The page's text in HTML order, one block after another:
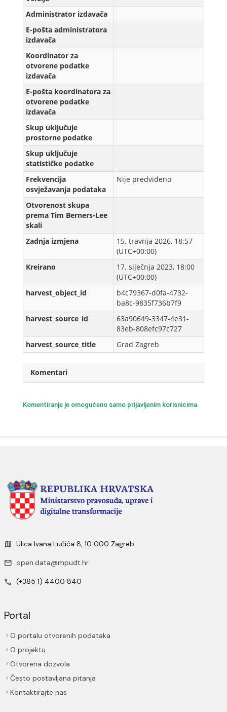
Administrator izdavača
E-pošta administratora
izdavača
Koordinator za
otvorene podatke
izdavača
E-pošta koordinatora za
otvorene podatke
izdavača
Skup uključuje
prostorne podatke
Skup uključuje
statističke podatke
Frekvencija
osvježavanja podataka
Nije predviđeno
Otvorenost skupa
prema Tim Berners-Lee
skali
Zadnja izmjena
15. travnja 2026, 18:57
(UTC+00:00)
Kreirаno
17. siječnja 2023, 18:00
(UTC+00:00)
harvest_object_id
b4c79367-d0fa-4732-
ba8c-9835f736b7f9
harvest_source_id
63a90649-3347-4e31-
83eb-808efc97c727
harvest_source_title
Grad Zagreb
Komentari